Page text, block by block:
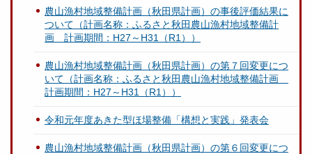
農山漁村地域整備計画（秋田県計画）の事後評価結果に
ついて（計画名称：ふるさと秋田農山漁村地域整備計
画 計画期間：H27～H31（R1））
農山漁村地域整備計画（秋田県計画）の第７回変更につ
いて（計画名称：ふるさと秋田農山漁村地域整備計画
計画期間：H27～H31（R1））
令和元年度あきた型ほ場整備「構想と実践」発表会
農山漁村地域整備計画（秋田県計画）の第６回変更につ